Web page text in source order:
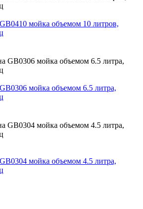
GB0410 мойка объемом 10 литров,
GB0306 мойка объемом 6.5 литра,
GB0304 мойка объемом 4.5 литра,